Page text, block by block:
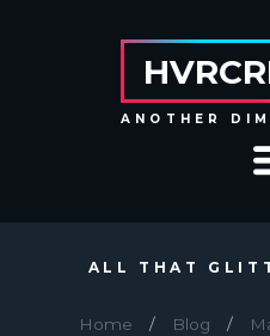
ANOTHER
ALL THAT
Home Blog